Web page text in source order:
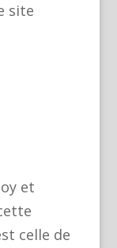
site
et
celle de